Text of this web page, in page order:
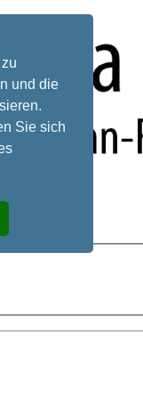
und die
Sie sich